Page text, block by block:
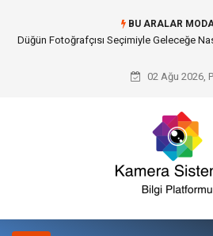
BU ARALAR
Edremit Satılık Müstakil Ev Hayalimi
02 Ağu 2026,